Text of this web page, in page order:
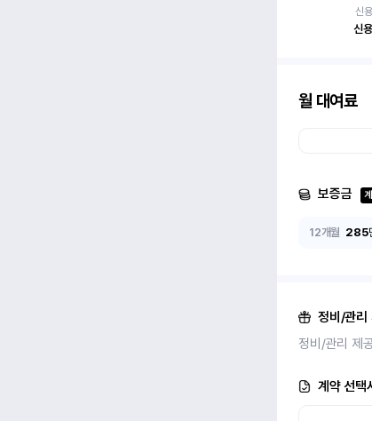
신
신
월 대여료
보증금
12개월 285
정비/관리
정비/관리 제
계약 선택